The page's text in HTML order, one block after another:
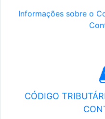
Informações sobre o
CÓDIGO